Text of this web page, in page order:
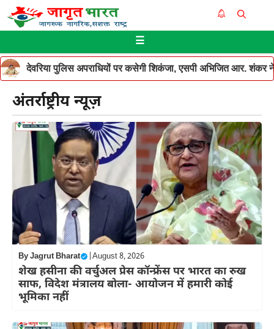
Skip
to
☰
देवरिया पुलिस अपराधियों पर कसेगी शिकंजा, एसपी अभिजित आर. शंकर ने
अंतर्राष्ट्रीय न्यूज़
ByJagrut Bharat August 8, 2026
शेख हसीना की वर्चुअल प्रेस कॉन्फ्रेंस पर भारत का रुख
साफ, विदेश मंत्रालय बोला- आयोजन में हमारी कोई
भूमिका नहीं